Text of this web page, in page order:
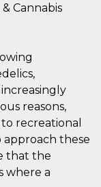
Cannabis
reasons,
recreational
approach these
that the
where a
Descripción
año
Esta cookie es
utilizada por el
CloudFlare para
identificar el
tráfico web de